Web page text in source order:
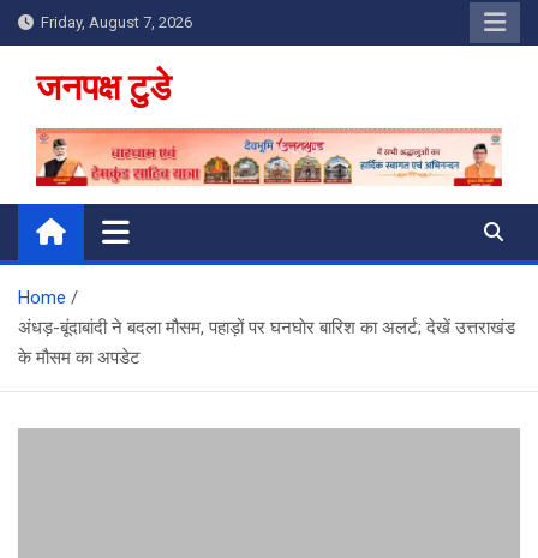
Skip
to
content
Friday, August 7, 2026
जनपक्ष टुडे
Home
अंधड़-बूंदाबांदी ने बदला मौसम, पहाड़ों पर घनघाेर बारिश का अलर्ट; देखें उत्तराखंड
के मौसम का अपडेट